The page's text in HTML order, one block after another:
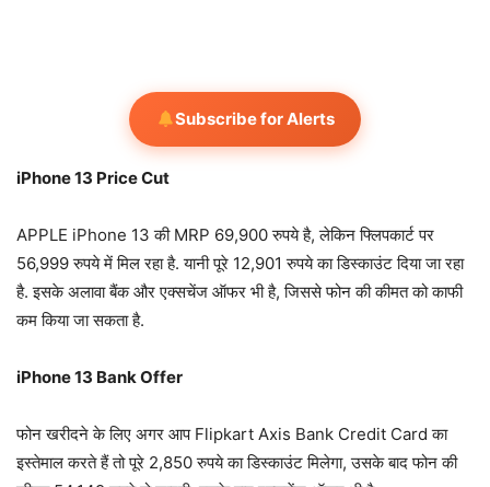
Subscribe for Alerts
iPhone 13 Price Cut
APPLE iPhone 13 की MRP 69,900 रुपये है, लेकिन फ्लिपकार्ट पर
56,999 रुपये में मिल रहा है. यानी पूरे 12,901 रुपये का डिस्काउंट दिया जा रहा
है. इसके अलावा बैंक और एक्सचेंज ऑफर भी है, जिससे फोन की कीमत को काफी
कम किया जा सकता है.
iPhone 13 Bank Offer
फोन खरीदने के लिए अगर आप Flipkart Axis Bank Credit Card का
इस्तेमाल करते हैं तो पूरे 2,850 रुपये का डिस्काउंट मिलेगा, उसके बाद फोन की